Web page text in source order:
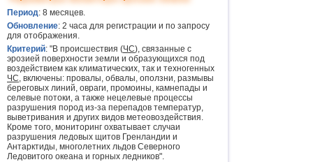
Период: 8 месяцев.
Обновление: 2 часа для регистрации и по запросу
для отображения.
Критерий: "В происшествия (ЧС), связанные с
эрозией поверхности земли и образующихся под
воздействием как климатических, так и техногенных
ЧС, включены: провалы, обвалы, оползни, размывы
береговых линий, овраги, промоины, камнепады и
селевые потоки, а также нецелевые процессы
разрушения пород из-за перепадов температур,
выветривания и других видов метеовоздействия.
Кроме того, мониторинг охватывает случаи
разрушения ледовых щитов Гренландии и
Антарктиды, многолетних льдов Северного
Ледовитого океана и горных ледников".